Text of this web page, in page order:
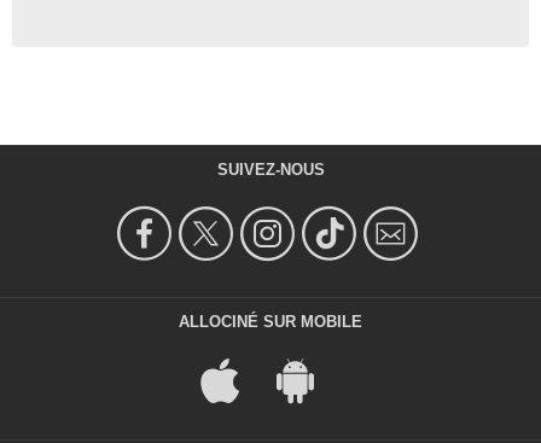
SUIVEZ-NOUS
ALLOCINÉ SUR MOBILE